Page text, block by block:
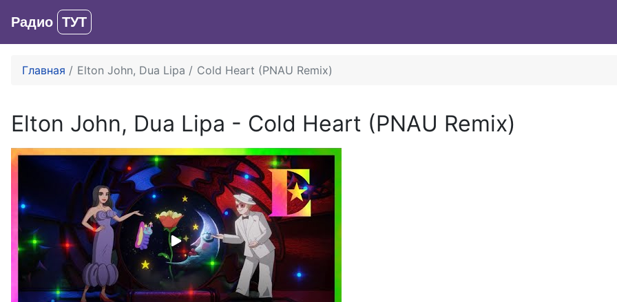
Радио ТУТ
Главная Elton John, Dua Lipa Cold Heart (PNAU Remix)
Elton John, Dua Lipa - Cold Heart (PNAU Remix)